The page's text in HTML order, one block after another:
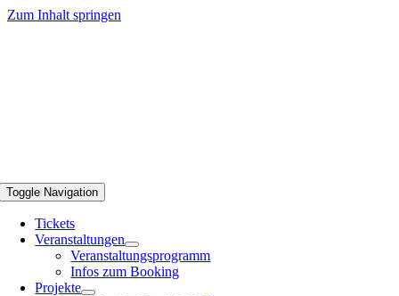
Zum Inhalt springen
Toggle Navigation
Tickets
Veranstaltungen
Veranstaltungsprogramm
Infos zum Booking
Projekte